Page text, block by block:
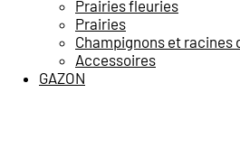
Prairies fleuries
Prairies
Champignons et racines
Accessoires
GAZON